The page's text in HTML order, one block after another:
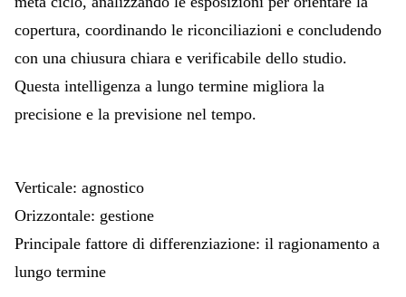
copertura, coordinando le riconciliazioni e concludendo
con una chiusura chiara e verificabile dello studio.
Questa intelligenza a lungo termine migliora la
precisione e la previsione nel tempo.
Verticale: agnostico
Orizzontale: gestione
Principale fattore di differenziazione: il ragionamento a
lungo termine